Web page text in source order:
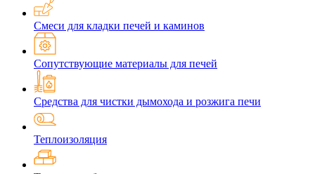
Смеси для кладки печей и каминов
Сопутствующие материалы для печей
Средства для чистки дымохода и розжига печи
Теплоизоляция